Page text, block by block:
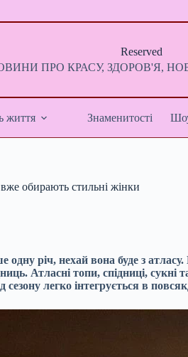
Reserved
ПРО КРАСУ, ЗДОРОВ'Я,
життя Знаменитості
обирають стильні жінки
річ, нехай вона буде з
Атласні топи, спідниці,
легко інтегрується в